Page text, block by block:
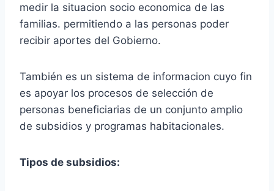
medir la situacion socio economica de las
familias. permitiendo a las personas poder
recibir aportes del Gobierno.
También es un sistema de informacion cuyo fin
es apoyar los procesos de selección de
personas beneficiarias de un conjunto amplio
de subsidios y programas habitacionales.
Tipos de subsidios: